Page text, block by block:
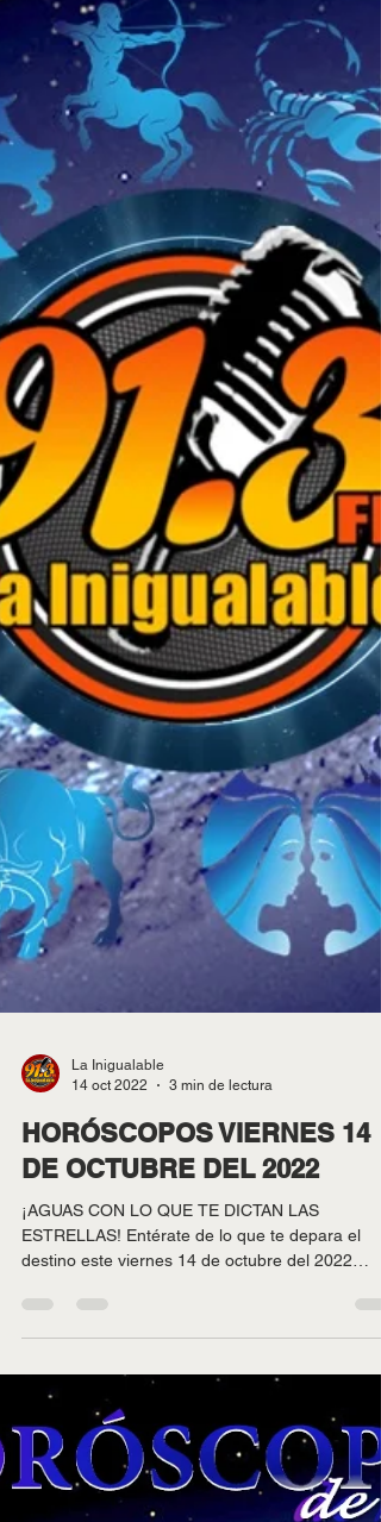
14 oct 2022
3 min de lectura
HORÓSCOPOS VIERNES 14
DE OCTUBRE DEL 2022
¡AGUAS CON LO QUE TE DICTAN LAS
conociendo tu...